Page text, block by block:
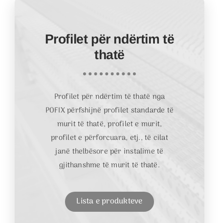
Profilet për ndërtim të
thatë
Profilet për ndërtim të thatë nga
POFIX përfshijnë profilet standarde të
murit të thatë, profilet e murit,
profilet e përforcuara, etj., të cilat
janë thelbësore për instalime të
gjithanshme të murit të thatë.
Lista e produkteve